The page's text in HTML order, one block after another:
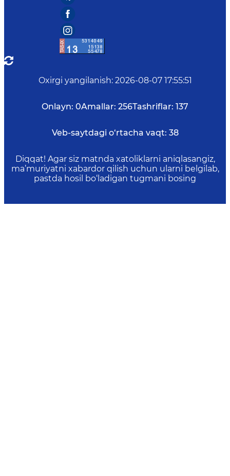
Oxirgi yangilanish: 2026-08-07 17:55:51
Onlayn: 0Amallar: 256Tashriflar: 137
Veb-saytdagi o‘rtacha vaqt: 38
Diqqat! Agar siz matnda xatoliklarni aniqlasangiz,
ma’muriyatni xabardor qilish uchun ularni belgilab,
pastda hosil bo‘ladigan tugmani bosing